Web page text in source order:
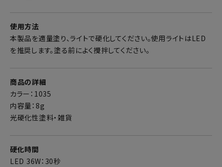
使用方法
本製品を適量塗り、ライトで硬化してください。使用ライトはLED
を推奨します。塗る前によく攪拌してください。
商品の詳細
カラー：1035
内容量：8g
光硬化性塗料・雑貨
硬化時間
LED 36W：30秒